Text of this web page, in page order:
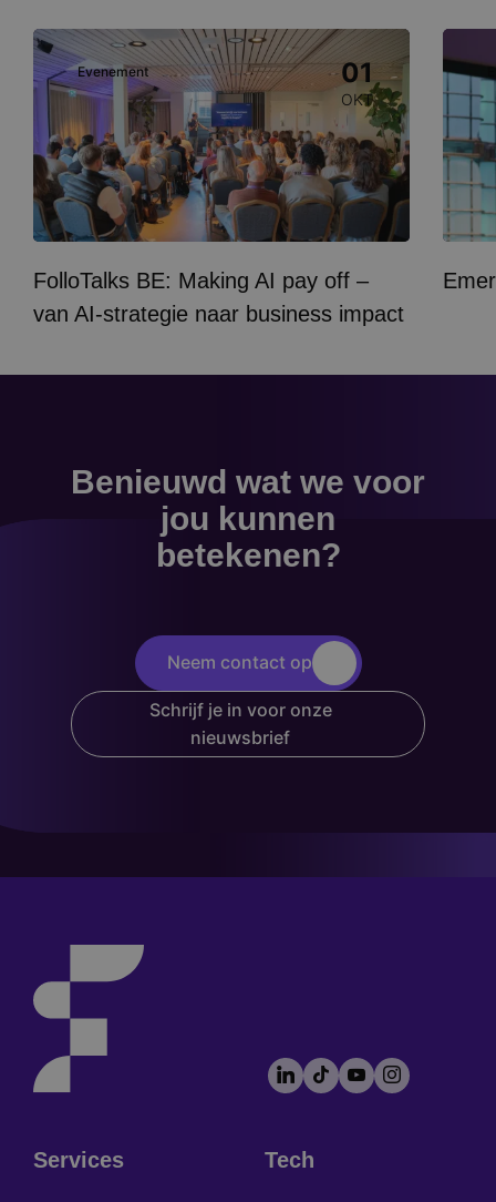
Evenement 01
OKT
Image
FolloTalks BE: Making AI pay off –
van AI-strategie naar business impact
Benieuwd wat we voor
jou kunnen
betekenen?
Neem contact op
Schrijf je in voor onze
nieuwsbrief
Footer
socials
LinkedIn
TikTokYouTubeInstagram
Footer
Services Tech